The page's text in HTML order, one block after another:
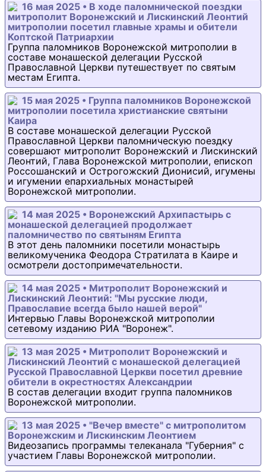
16 мая 2025 • В ходе паломнической поездки
митрополит Воронежский и Лискинский Леонтий
митрополии посетил главные храмы и обители
Коптской Патриархии
Группа паломников Воронежской митрополии в
составе монашеской делегации Русской
Православной Церкви путешествует по святым
местам Египта.
15 мая 2025 • Группа паломников Воронежской
митрополии посетила христианские святыни
Каира
В составе монашеской делегации Русской
Православной Церкви паломническую поездку
совершают митрополит Воронежский и Лискинский
Леонтий, Глава Воронежской митрополии, епископ
Россошанский и Острогожский Дионисий, игумены
и игумении епархиальных монастырей
Воронежской митрополии.
14 мая 2025 • Воронежский Архипастырь с
монашеской делегацией продолжает
паломничество по святыням Египта
В этот день паломники посетили монастырь
великомученика Феодора Стратилата в Каире и
осмотрели достопримечательности.
14 мая 2025 • Митрополит Воронежский и
Лискинский Леонтий: "Мы русские люди,
Православие всегда было нашей верой"
Интервью Главы Воронежской митрополии
сетевому изданию РИА "Воронеж".
13 мая 2025 • Митрополит Воронежский и
Лискинский Леонтий с монашеской делегацией
Русской Православной Церкви посетил древние
обители в окрестностях Александрии
В состав делегации входит группа паломников
Воронежской митрополии.
13 мая 2025 • "Вечер вместе" с митрополитом
Воронежским и Лискинским Леонтием
Видеозапись программы телеканала "Губерния" с
участием Главы Воронежской митрополии.